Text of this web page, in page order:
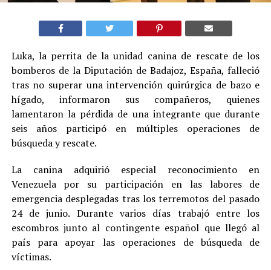
Luka, la perrita de la unidad canina de rescate de los
bomberos de la Diputación de Badajoz, España, falleció
tras no superar una intervención quirúrgica de bazo e
hígado, informaron sus compañeros, quienes
lamentaron la pérdida de una integrante que durante
seis años participó en múltiples operaciones de
búsqueda y rescate.
La canina adquirió especial reconocimiento en
Venezuela por su participación en las labores de
emergencia desplegadas tras los terremotos del pasado
24 de junio. Durante varios días trabajó entre los
escombros junto al contingente español que llegó al
país para apoyar las operaciones de búsqueda de
víctimas.